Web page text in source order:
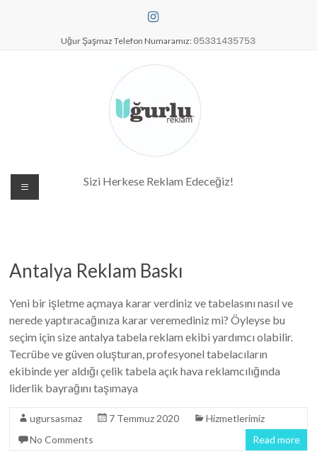
Uğur Şaşmaz Telefon Numaramız: 05331435753
Dijital Baskı Merkezi| Antalya
Reklam Baskı| Antalya Tabela
Sizi Herkese Reklam Edeceğiz!
Antalya Reklam Baskı
Yeni bir işletme açmaya karar verdiniz ve tabelasını nasıl ve
nerede yaptıracağınıza karar veremediniz mi? Öyleyse bu
seçim için size antalya tabela reklam ekibi yardımcı olabilir.
Tecrübe ve güven oluşturan, profesyonel tabelacıların
ekibinde yer aldığı çelik tabela açık hava reklamcılığında
liderlik bayrağını taşımaya
ugursasmaz 7 Temmuz 2020
Hizmetlerimiz
No Comments
Read more